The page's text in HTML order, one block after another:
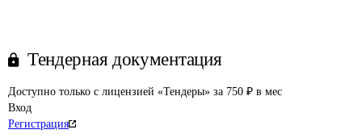
Тендерная документация
Доступно только с лицензией «Тендеры» за 750 ₽ в мес
Вход
Регистрация